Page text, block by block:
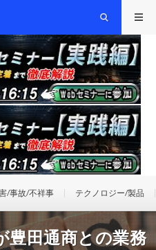
/事故/不祥事 テクノロジー/製品
田通商との業務